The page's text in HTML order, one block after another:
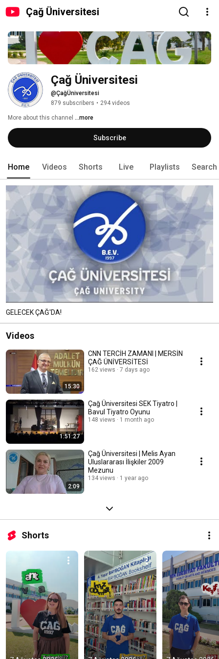
Çağ Üniversitesi
Çağ Üniversitesi
@ÇağÜniversitesi
879 subscribers • 294 videos
More about this channel ...more
Subscribe
Home Videos Shorts Live Playlists Search
GELECEK ÇAĞ'DA!
Videos
15:30
CNN TERCİH ZAMANI | MERSİN
ÇAĞ ÜNİVERSİTESİ
162 views 7 days ago
1:51:27
Çağ Üniversitesi SEK Tiyatro |
Bavul Tiyatro Oyunu
148 views 1 month ago
2:09
Çağ Üniversitesi | Melis Ayan
Uluslararası İlişkiler 2009
Mezunu
134 views 1 year ago
Shorts